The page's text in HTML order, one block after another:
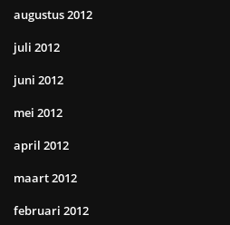
augustus 2012
juli 2012
juni 2012
mei 2012
april 2012
maart 2012
februari 2012